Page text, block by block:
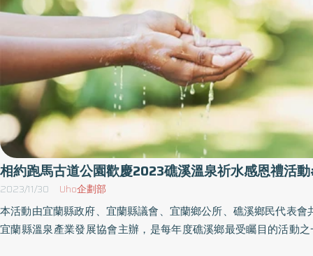
相約跑馬古道公園歡慶2023礁溪溫泉祈水感恩禮活
2023/11/30 Uho企劃部
本活動由宜蘭縣政府、宜蘭縣議會、宜蘭鄉公所、礁溪鄉民代表會
宜蘭縣溫泉產業發展協會主辦，是每年度礁溪鄉最受矚目的活動